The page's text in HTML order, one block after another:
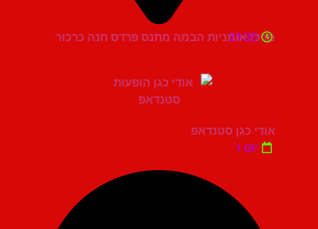
מרכז אומניות הבמה מתנס פרדס חנה כרכור
21:30
אודי כגן סטנדאפ
יום ו'